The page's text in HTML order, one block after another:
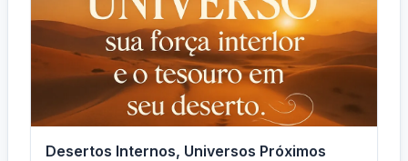
Desertos Internos, Universos Próximos